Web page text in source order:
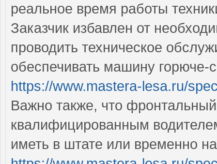
реальное время работы
Заказчик избавлен от
проводить техническое
обеспечивать машину
https://www.mastera-lesa.ru/
Важно также, что фронтальный
квалифицированным
иметь в штате или временно